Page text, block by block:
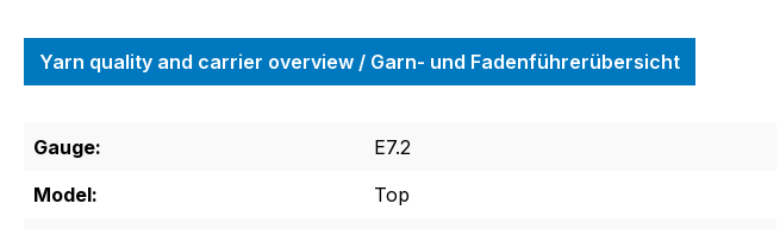
Yarn quality and carrier overview / Garn- und Fadenführerübersicht
Gauge:
E7.2
Model:
Top